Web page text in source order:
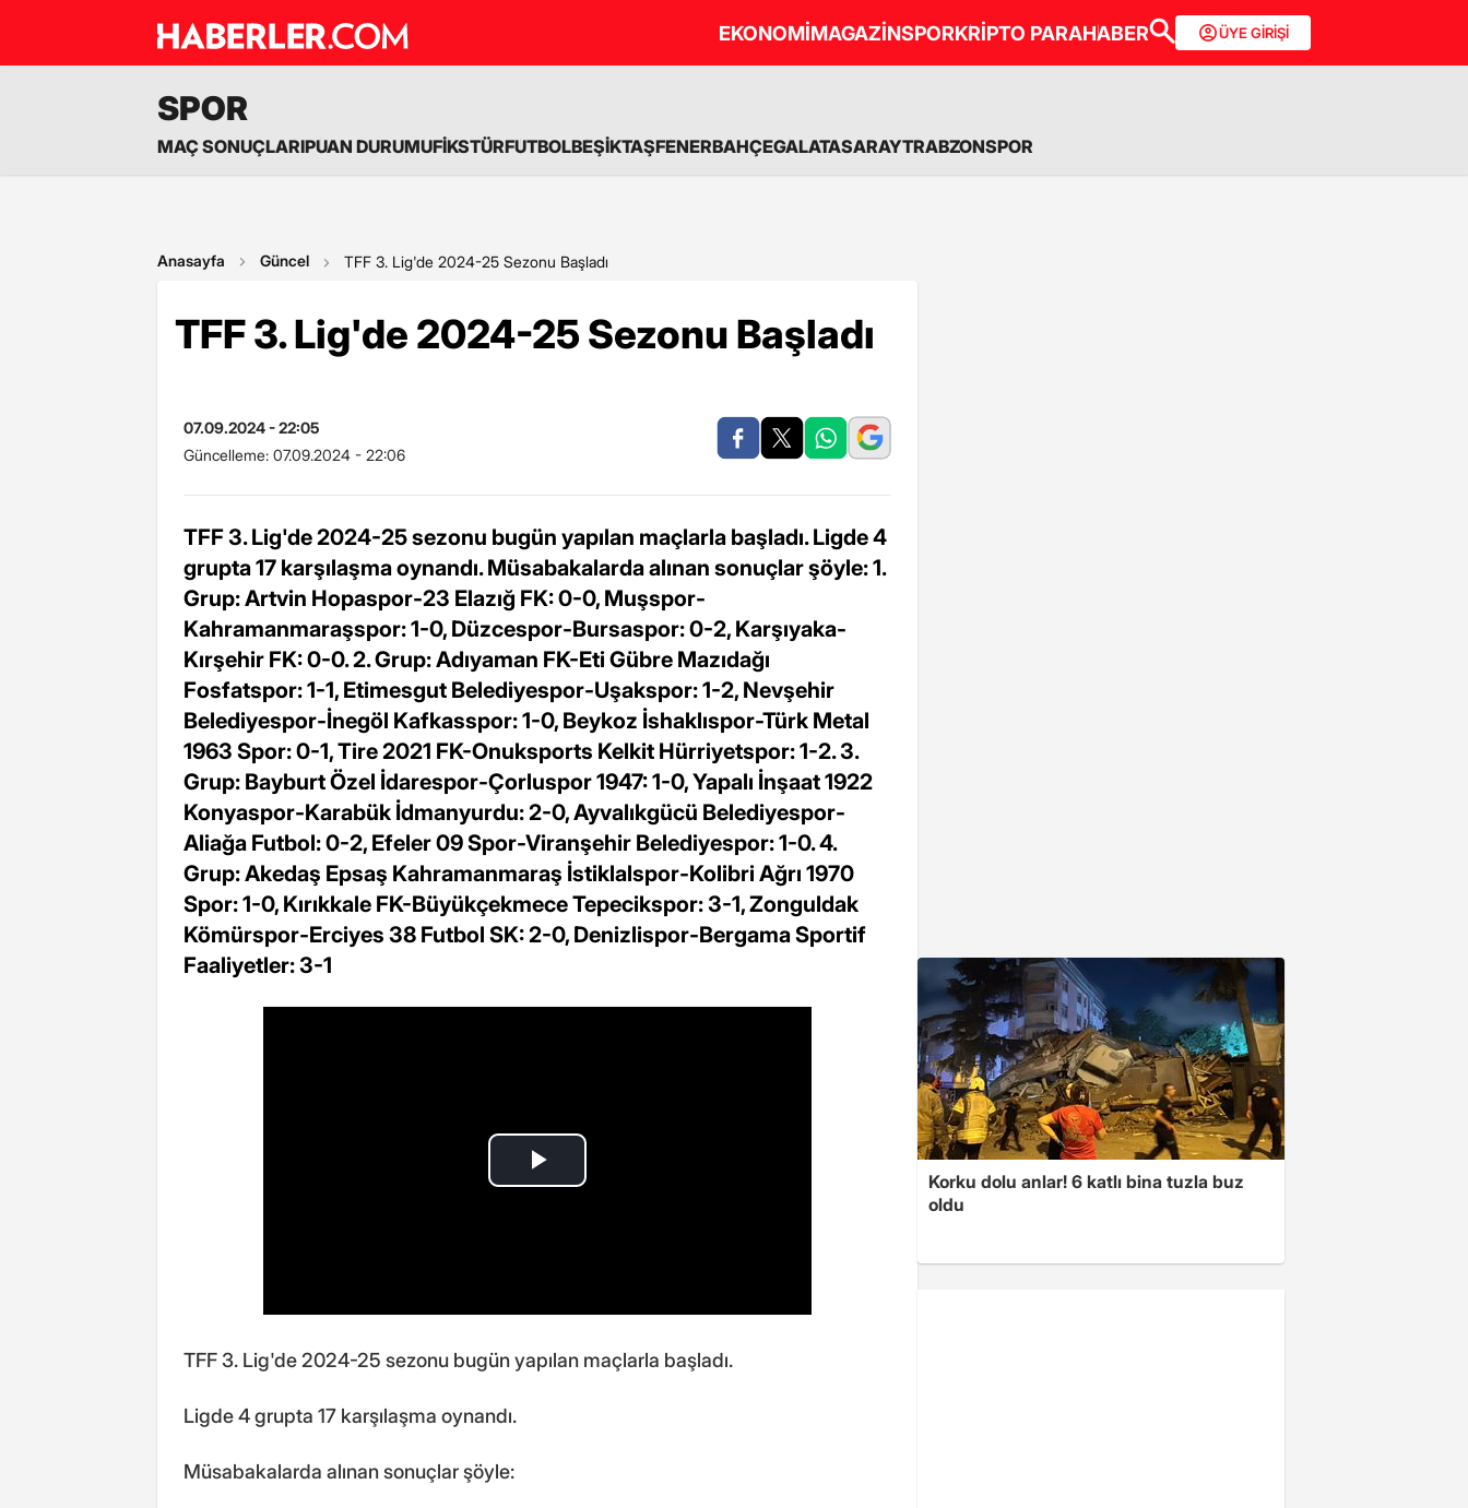
EKONOMİMAGAZİNSPORKRİPTO PARAHABER ÜYE GİRİŞİ
SPOR
MAÇ SONUÇLARIPUAN DURUMUFİKSTÜRFUTBOLBEŞİKTAŞFENERBAHÇEGALATASARAYTRABZONSPOR
Anasayfa Güncel TFF 3. Lig'de 2024-25 Sezonu Başladı
TFF 3. Lig'de 2024-25 Sezonu Başladı
07.09.2024 - 22:05
Güncelleme: 07.09.2024 - 22:06
TFF 3. Lig'de 2024-25 sezonu bugün yapılan maçlarla başladı. Ligde 4
grupta 17 karşılaşma oynandı. Müsabakalarda alınan sonuçlar şöyle: 1.
Grup: Artvin Hopaspor-23 Elazığ FK: 0-0, Muşspor-
Kahramanmaraşspor: 1-0, Düzcespor-Bursaspor: 0-2, Karşıyaka-
Kırşehir FK: 0-0. 2. Grup: Adıyaman FK-Eti Gübre Mazıdağı
Fosfatspor: 1-1, Etimesgut Belediyespor-Uşakspor: 1-2, Nevşehir
Belediyespor-İnegöl Kafkasspor: 1-0, Beykoz İshaklıspor-Türk Metal
1963 Spor: 0-1, Tire 2021 FK-Onuksports Kelkit Hürriyetspor: 1-2. 3.
Grup: Bayburt Özel İdarespor-Çorluspor 1947: 1-0, Yapalı İnşaat 1922
Konyaspor-Karabük İdmanyurdu: 2-0, Ayvalıkgücü Belediyespor-
Aliağa Futbol: 0-2, Efeler 09 Spor-Viranşehir Belediyespor: 1-0. 4.
Grup: Akedaş Epsaş Kahramanmaraş İstiklalspor-Kolibri Ağrı 1970
Spor: 1-0, Kırıkkale FK-Büyükçekmece Tepecikspor: 3-1, Zonguldak
Kömürspor-Erciyes 38 Futbol SK: 2-0, Denizlispor-Bergama Sportif
Faaliyetler: 3-1
TFF 3. Lig'de 2024-25 sezonu bugün yapılan maçlarla başladı.
Ligde 4 grupta 17 karşılaşma oynandı.
Müsabakalarda alınan sonuçlar şöyle:
Korku dolu anlar! 6 katlı bina tuzla buz
oldu